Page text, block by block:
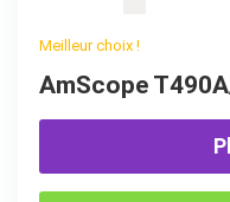
Meilleur choix !
AmScope